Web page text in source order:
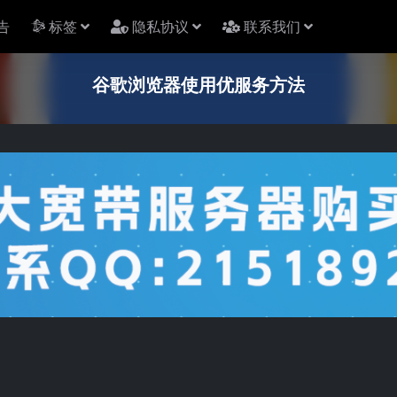
标签 隐私协议 联系我们
谷歌浏览器使用优服务方法